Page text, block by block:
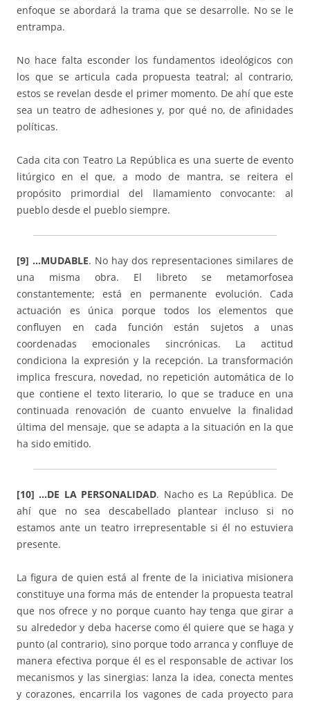
enfoque se abordará la trama que se desarrolle. No se le
entrampa.
No hace falta esconder los fundamentos ideológicos con
los que se articula cada propuesta teatral; al contrario,
estos se revelan desde el primer momento. De ahí que este
sea un teatro de adhesiones y, por qué no, de afinidades
políticas.
Cada cita con Teatro La República es una suerte de evento
litúrgico en el que, a modo de mantra, se reitera el
propósito primordial del llamamiento convocante: al
pueblo desde el pueblo siempre.
[9] …MUDABLE. No hay dos representaciones similares de
una misma obra. El libreto se metamorfosea
constantemente; está en permanente evolución. Cada
actuación es única porque todos los elementos que
confluyen en cada función están sujetos a unas
coordenadas emocionales sincrónicas. La actitud
condiciona la expresión y la recepción. La transformación
implica frescura, novedad, no repetición automática de lo
que contiene el texto literario, lo que se traduce en una
continuada renovación de cuanto envuelve la finalidad
última del mensaje, que se adapta a la situación en la que
ha sido emitido.
[10] …DE LA PERSONALIDAD. Nacho es La República. De
ahí que no sea descabellado plantear incluso si no
estamos ante un teatro irrepresentable si él no estuviera
presente.
La figura de quien está al frente de la iniciativa misionera
constituye una forma más de entender la propuesta teatral
que nos ofrece y no porque cuanto hay tenga que girar a
su alrededor y deba hacerse como él quiere que se haga y
punto (al contrario), sino porque todo arranca y confluye de
manera efectiva porque él es el responsable de activar los
mecanismos y las sinergias: lanza la idea, conecta mentes
y corazones, encarrila los vagones de cada proyecto para